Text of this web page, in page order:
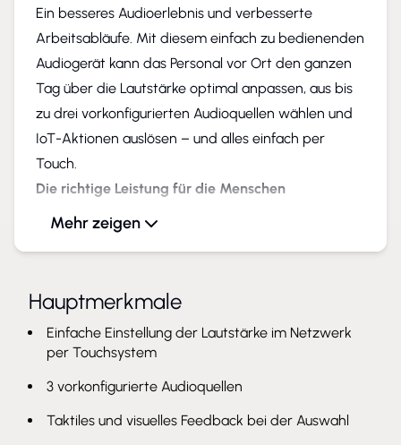
Ein besseres Audioerlebnis und verbesserte
Arbeitsabläufe. Mit diesem einfach zu bedienenden
Audiogerät kann das Personal vor Ort den ganzen
Tag über die Lautstärke optimal anpassen, aus bis
zu drei vorkonfigurierten Audioquellen wählen und
IoT-Aktionen auslösen – und alles einfach per
Touch.
Die richtige Leistung für die Menschen
Keine Anmeldung. Keine Zwischengeräte. Kein
Stress. Zur schnellen Anpassung der Lautstärke
Einzelhandelsgeschäften, Lagerhäusern, Schulen
und anderen Umgebungen, in denen sich der
Lärmpegel und die Belegung häufig ändern. Klare
Symbole zum Erhöhen und Verringern der
Lautstärke sowie zum Stummschalten. Mit drei
zusätzlichen Tasten kann das Personal vor Ort
Mehr zeigen
Hauptmerkmale
Einfache Einstellung der Lautstärke im Netzwerk
per Touchsystem
3 vorkonfigurierte Audioquellen
Taktiles und visuelles Feedback bei der Auswahl